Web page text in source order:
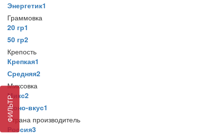
ФИЛЬТР
Энергетик1
Граммовка
20 гр1
50 гр2
Крепость
Крепкая1
Средняя2
Миксовка
Микс2
Моно-вкус1
Страна производитель
Россия3